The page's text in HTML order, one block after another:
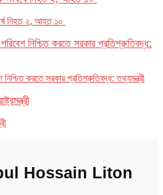
নিহত ২, আহত ১০
করতে সরকার প্রতিশ্রুতিবদ্ধ: তথ্যমন্ত্রী
Hossain Liton